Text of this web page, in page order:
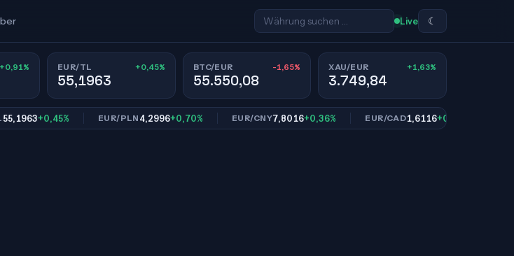
Live ☾
+0,91% EUR/TL +0,45%
55,1963
BTC/EUR -1,65%
55.550,08
XAU/EUR +1,63%
3.749,84
+0,45% EUR/PLN4,2996+0,70% EUR/CNY7,8016+0,36% EUR/CAD1,6116+0,88%